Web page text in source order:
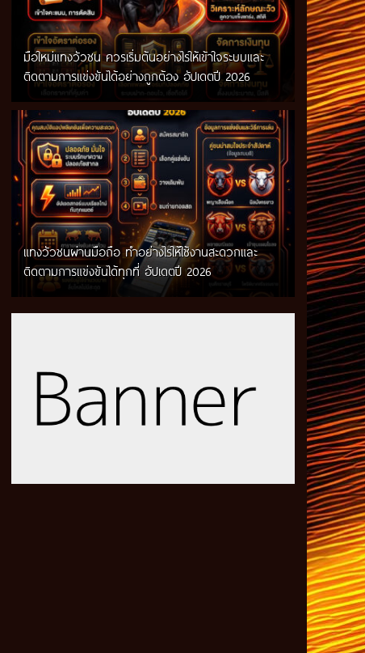
มือใหม่แทงวัวชน ควรเริ่มต้นอย่างไรให้เข้าใจระบบและ
ติดตามการแข่งขันได้อย่างถูกต้อง อัปเดตปี 2026
แทงวัวชนผ่านมือถือ ทำอย่างไรให้ใช้งานสะดวกและ
ติดตามการแข่งขันได้ทุกที่ อัปเดตปี 2026